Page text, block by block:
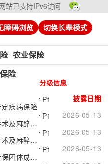
站已支持IPv6访问
障碍浏览 切换长辈模式
农业保险
险
分级信息
披露日期
疾病保险
P1
2026-05-13
中华联合财产保险股份有限公司手术及麻醉意外保险B款（互联网专属）
P1
2026-05-13
中华联合财产保险股份有限公司手术及麻醉意外保险（B款）
P1
2026-05-13
中华联合财产保险股份有限公司社保团体成员意外伤害保险（2023版）
P1